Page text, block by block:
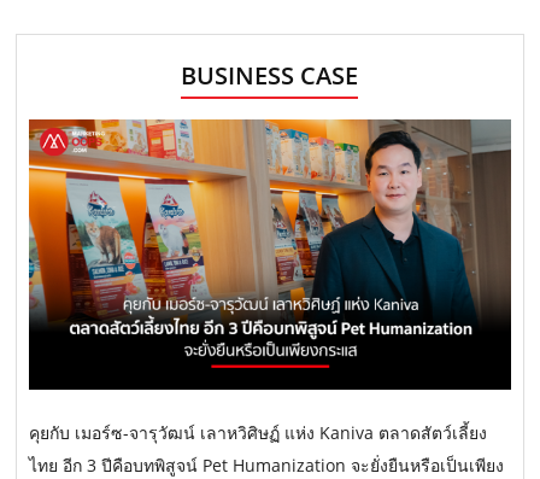
BUSINESS CASE
คุยกับ เมอร์ซ-จารุวัฒน์ เลาหวิศิษฏ์ แห่ง Kaniva ตลาดสัตว์เลี้ยง
ไทย อีก 3 ปีคือบทพิสูจน์ Pet Humanization จะยั่งยืนหรือเป็นเพียง